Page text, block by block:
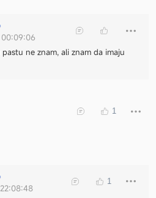
pastu ne znam, ali znam da imaju
1
1